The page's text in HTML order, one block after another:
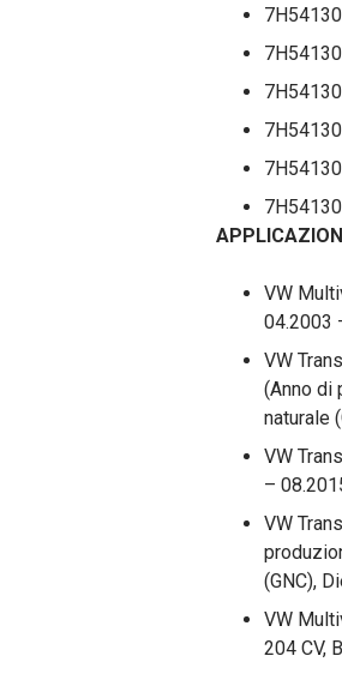
VW
04.2003
VW
(Anno di
naturale
VW
–
VW
(GNC),
VW
204 CV,